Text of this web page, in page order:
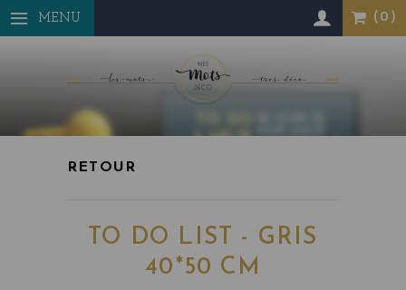
MENU
TO DO LIST - GRIS
40*50 CM